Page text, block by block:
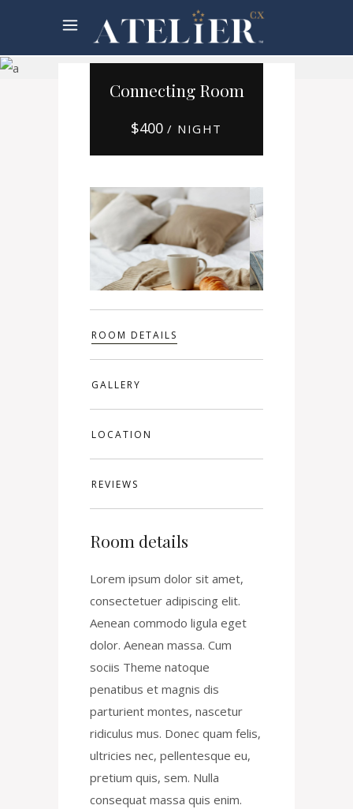
Booking
Connecting Room
$400 / NIGHT
ROOM DETAILS
GALLERY
LOCATION
REVIEWS
Room details
Lorem ipsum dolor sit amet,
consectetuer adipiscing elit.
Aenean commodo ligula eget
dolor. Aenean massa. Cum
sociis Theme natoque
penatibus et magnis dis
parturient montes, nascetur
ridiculus mus. Donec quam felis,
ultricies nec, pellentesque eu,
pretium quis, sem. Nulla
consequat massa quis enim.